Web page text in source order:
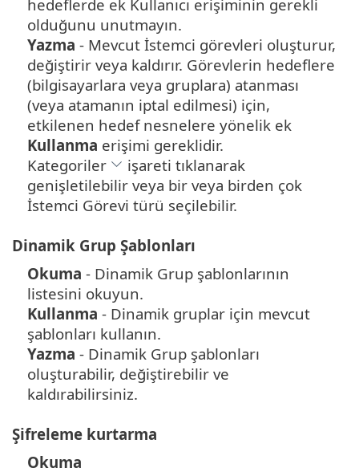
hedeflerde ek Kullanıcı erişiminin gerekli
olduğunu unutmayın.
Yazma - Mevcut İstemci görevleri oluşturur,
değiştirir veya kaldırır. Görevlerin hedeflere
(bilgisayarlara veya gruplara) atanması
(veya atamanın iptal edilmesi) için,
etkilenen hedef nesnelere yönelik ek
Kullanma erişimi gereklidir.
Kategoriler
işareti tıklanarak
genişletilebilir veya bir veya birden çok
İstemci Görevi türü seçilebilir.
Dinamik Grup Şablonları
Okuma - Dinamik Grup şablonlarının
listesini okuyun.
Kullanma - Dinamik gruplar için mevcut
şablonları kullanın.
Yazma - Dinamik Grup şablonları
oluşturabilir, değiştirebilir ve
kaldırabilirsiniz.
Şifreleme kurtarma
Okuma